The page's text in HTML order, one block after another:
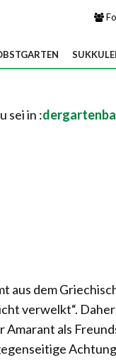
sei in :
aus dem
verwelkt“.
Amarant als